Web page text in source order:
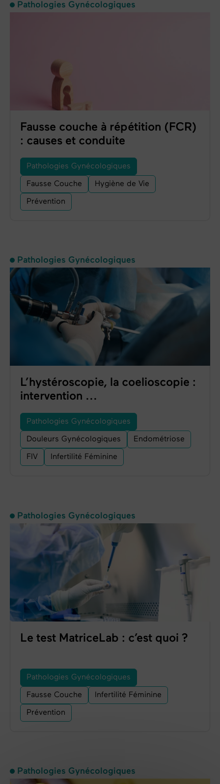
Pathologies Gynécologiques
Fausse couche à répétition (FCR)
: causes et conduite
Pathologies Gynécologiques
Fausse Couche Hygiène de Vie
Prévention
Pathologies Gynécologiques
L’hystéroscopie, la coelioscopie :
intervention ...
Pathologies Gynécologiques
Douleurs Gynécologiques Endométriose
FIV Infertilité Féminine
Pathologies Gynécologiques
Le test MatriceLab : c’est quoi ?
Pathologies Gynécologiques
Fausse Couche Infertilité Féminine
Prévention
Pathologies Gynécologiques